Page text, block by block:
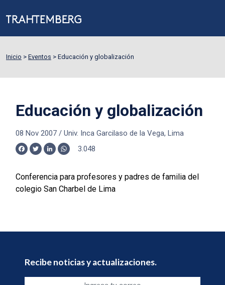
Inicio > Eventos > Educación y globalización
Educación y globalización
08 Nov 2007/ Univ. Inca Garcilaso de la Vega, Lima
Facebook
TwitterLinkedInWhatsApp
3.048
Conferencia para profesores y padres de familia del
colegio San Charbel de Lima
Recibe noticias y actualizaciones.